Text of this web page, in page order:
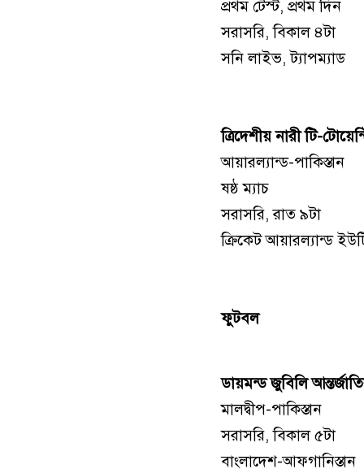
প্রথম টেস্ট, প্রথম দিন
সরাসরি, বিকাল ৪টা
সনি লাইভ, ট্যাপম্যাড
ত্রিদেশীয় নারী টি-
আয়ারল্যান্ড-পাকিস্তান
ষষ্ঠ ম্যাচ
সরাসরি, রাত ৯টা
ক্রিকেট আয়ারল্যান্ড
ফুটবল
ডায়মন্ড জুবিলি
মালদ্বীপ-পাকিস্তান
সরাসরি, বিকাল ৫টা
বাংলাদেশ-আফগানিস্তান